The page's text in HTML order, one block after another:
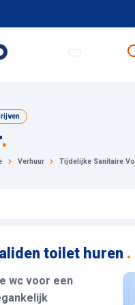
.
Verhuur Tijdelijke Sanitaire
toilet huren .
wc voor een